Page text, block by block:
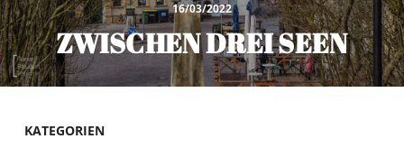
16/03/2022
ZWISCHEN DREI SEEN
KATEGORIEN